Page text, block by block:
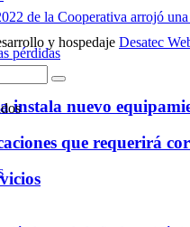
instala nuevo
que requerirá
y hospedaje Desatec